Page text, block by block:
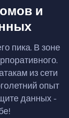
и
пика. В зоне
из сети
опыт
данных -